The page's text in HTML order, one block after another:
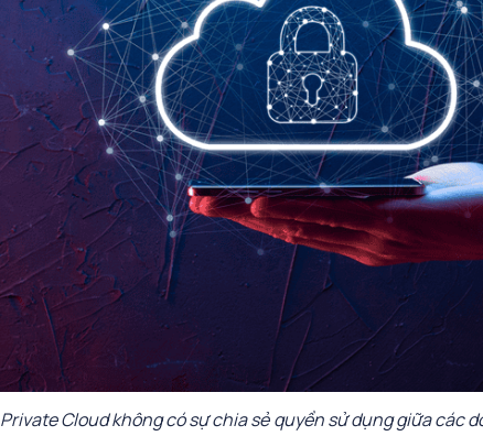
Private Cloud không có sự chia sẻ quyền sử dụng giữa các